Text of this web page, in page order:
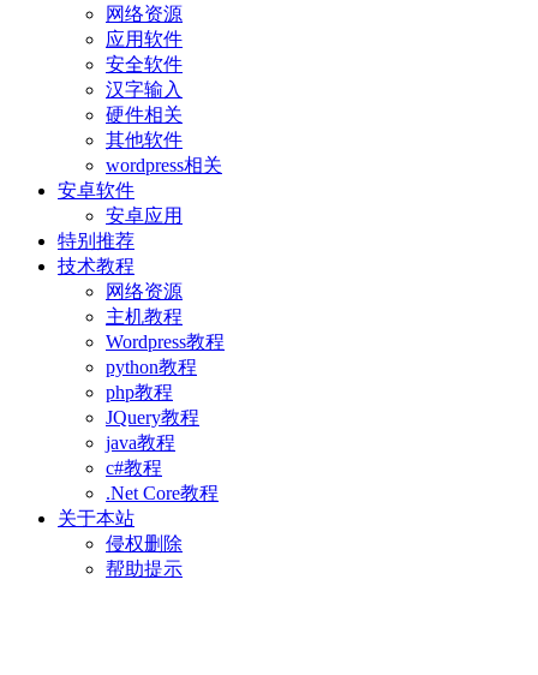
网络资源
应用软件
安全软件
汉字输入
硬件相关
其他软件
wordpress相关
安卓软件
安卓应用
特别推荐
技术教程
网络资源
主机教程
Wordpress教程
python教程
php教程
JQuery教程
java教程
c#教程
.Net Core教程
关于本站
侵权删除
帮助提示